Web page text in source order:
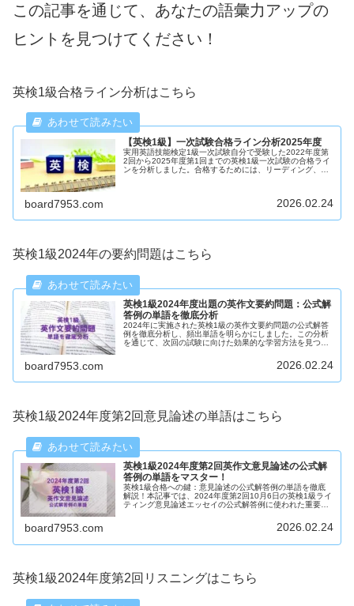
この記事を通じて、あなたの語彙力アップの
ヒントを見つけてください！
英検1級合格ライン分析はこちら
【英検1級】一次試験合格ライン分析2025年度
実用英語技能検定1級一次試験自分で受験した2022年度第
2回から2025年度第1回までの英検1級一次試験の合格ライ
ンを分析しました。合格するためには、リーディング、リ
board7953.com 2026.02.24
英検1級2024年の要約問題はこちら
英検1級2024年度出題の英作文要約問題：公式解
答例の単語を徹底分析
2024年に実施された英検1級の英作文要約問題の公式解答
例を徹底分析し、頻出単語を明らかにしました。この分析
を通じて、次回の試験に向けた効果的な学習方法を見つけ
答例の頻出単語をしっかりと学習することで、次回の試験
board7953.com 2026.02.24
英検1級2024年度第2回意見論述の単語はこちら
英検1級2024年度第2回英作文意見論述の公式解
答例の単語をマスター！
英検1級合格への鍵：意見論述の公式解答例の単語を徹底
解説！本記事では、2024年度第2回10月6日の英検1級ライ
ティング意見論述エッセイの公式解答例に使われた重要単
らの単語をマスターして、英検1級合格を目指しましょ
board7953.com 2026.02.24
英検1級2024年度第2回リスニングはこちら